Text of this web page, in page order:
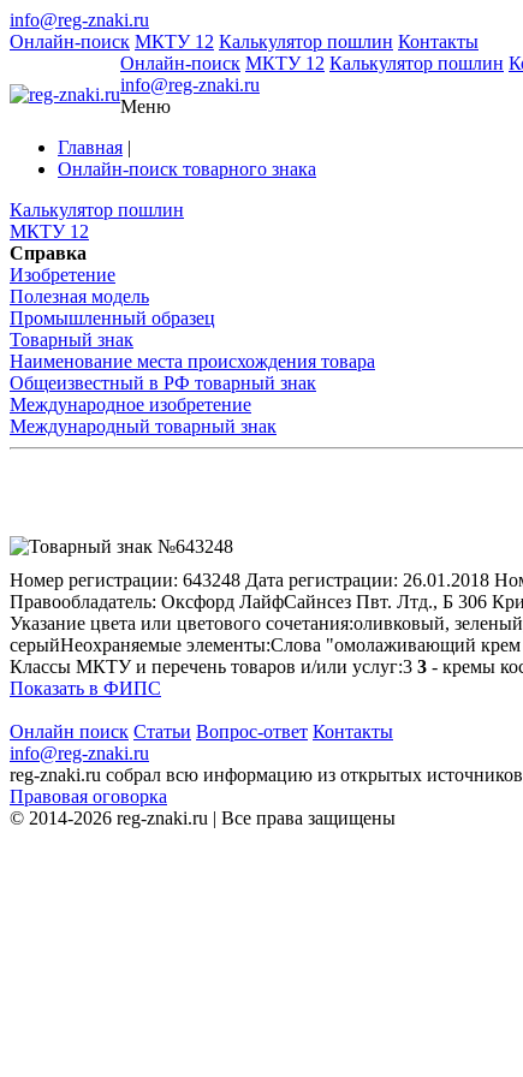
info@reg-znaki.ru
Онлайн-поиск МКТУ 12 Калькулятор пошлин Контакты
Онлайн-поиск МКТУ 12 Калькулятор пошлин
info@reg-znaki.ru
Меню
Главная |
Онлайн-поиск товарного знака
Калькулятор пошлин
МКТУ 12
Справка
Изобретение
Полезная модель
Промышленный образец
Товарный знак
Наименование места происхождения товара
Общеизвестный в РФ товарный знак
Международное изобретение
Международный товарный знак
Номер регистрации: 643248 Дата регистрации: 26.01.2018
Правообладатель: Оксфорд ЛайфСайнсез Пвт. Лтд., Б 306
Указание цвета или цветового сочетания:оливковый,
серыйНеохраняемые элементы:Слова "омолаживающий крем
Классы МКТУ и перечень товаров и/или услуг:3 3 - кремы
Показать в ФИПС
Онлайн поиск Статьи Вопрос-ответ Контакты
info@reg-znaki.ru
reg-znaki.ru собрал всю информацию из открытых
Правовая оговорка
© 2014-2026 reg-znaki.ru | Все права защищены